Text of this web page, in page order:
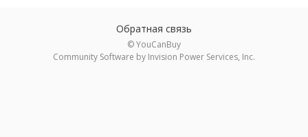
Обратная связь
© YouCanBuy
Community Software by Invision Power Services, Inc.